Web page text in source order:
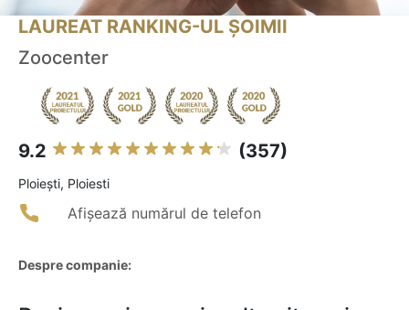
LAUREAT RANKING-UL ȘOIMII
Zoocenter
9.2 (357)
Ploieşti, Ploiesti
Afișează numărul de telefon
Despre companie: